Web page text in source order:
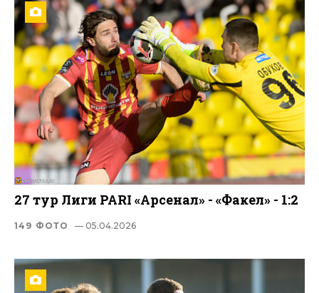
27 тур Лиги PARI «Арсенал» - «Факел» - 1:2
149 ФОТО — 05.04.2026